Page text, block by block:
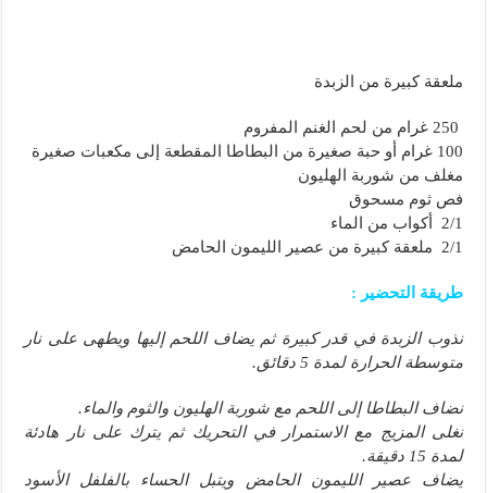
ملعقة كبيرة من الزبدة
100 غرام أو حبة صغيرة من البطاطا المقطعة إلى مكعبات صغيرة
مغلف من شوربة الهليون
فص ثوم مسحوق
2/1 أكواب من الماء
2/1 ملعقة كبيرة من عصير الليمون الحامض
طريقة التحضير :
نذوب الزبدة في قدر كبيرة ثم يضاف اللحم إليها ويطهى على نار
متوسطة الحرارة لمدة 5 دقائق.
نضاف البطاطا إلى اللحم مع شوربة الهليون والثوم والماء.
نغلى المزيج مع الاستمرار في التحريك ثم يترك على نار هادئة
لمدة 15 دقيقة.
يضاف عصير الليمون الحامض ويتبل الحساء بالفلفل الأسود